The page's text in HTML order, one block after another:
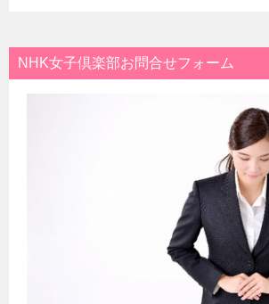
NHK女子倶楽部お問合せフォーム